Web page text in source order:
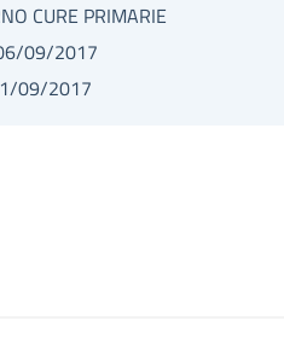
CURE PRIMARIE
09/2017
09/2017